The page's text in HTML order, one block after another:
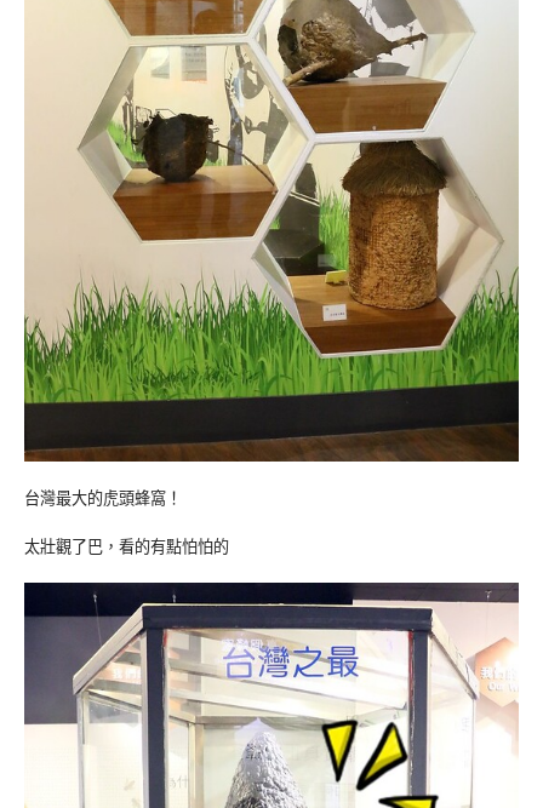
台灣最大的虎頭蜂窩！
太壯觀了巴，看的有點怕怕的